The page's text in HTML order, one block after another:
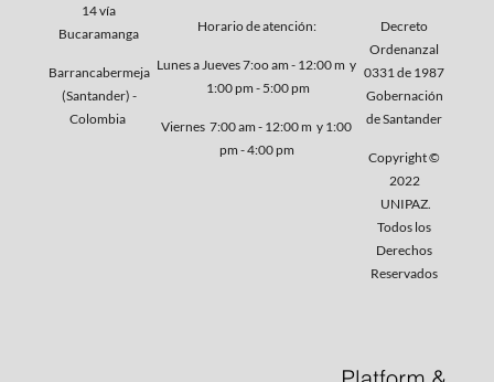
14 vía
Bucaramanga
Barrancabermeja
(Santander) -
Colombia
Horario de atención:
Lunes a Jueves 7:oo am - 12:00 m y
1:00 pm - 5:00 pm
Viernes 7:00 am - 12:00 m y 1:00
pm - 4:00 pm
Decreto
Ordenanzal
0331 de 1987
Gobernación
de Santander
Copyright ©
2022
UNIPAZ.
Todos los
Derechos
Reservados